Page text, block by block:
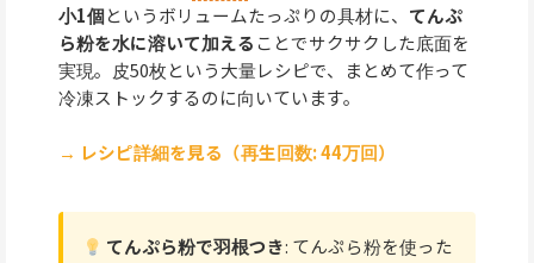
小1個というボリュームたっぷりの具材に、 てんぷ
ら粉を水に溶いて加えることでサクサクした底面を
実現。皮50枚という大量レシピで、まとめて作って
冷凍ストックするのに向いています。
→ レシピ詳細を見る（再生回数: 44万回）
てんぷら粉で羽根つき: てんぷら粉を使った